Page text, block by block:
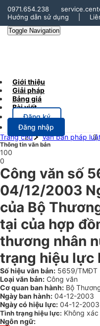
0971.654.238
Hướng dẫn sử dụng
Toggle Navigation
Giới thiệu
Giải pháp
Bảng giá
Bài viết
Đăng ký
Đăng nhập
Trang chủ
Văn bản pháp
Thông tin văn bản
100
0
Công văn số
04/12/2003
của Bộ
tại của hợp
thương nhân
trạng hiệu lực
Số hiệu văn bản: 5659/TMĐT
Loại văn bản: Công văn
Cơ quan ban hành: Bộ
Ngày ban hành: 04-12-2003
Ngày có hiệu lực: 04-12-2003
Tình trạng hiệu lực: Không
Ngôn ngữ: